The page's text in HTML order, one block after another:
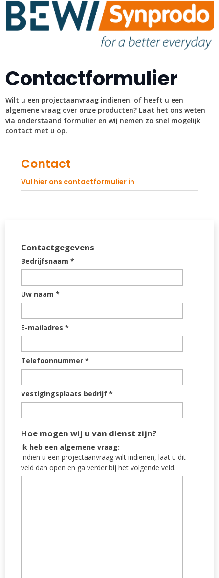
Contactformulier
Wilt u een projectaanvraag indienen, of heeft u een
algemene vraag over onze producten? Laat het ons weten
via onderstaand formulier en wij nemen zo snel mogelijk
contact met u op.
Contact
Vul hier ons contactformulier in
Contactgegevens
Bedrijfsnaam *
Uw naam *
E-mailadres *
Telefoonnummer *
Vestigingsplaats bedrijf *
Hoe mogen wij u van dienst zijn?
Ik heb een algemene vraag:
Indien u een projectaanvraag wilt indienen, laat u dit
veld dan open en ga verder bij het volgende veld.